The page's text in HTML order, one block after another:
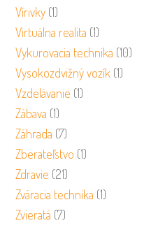
Vírivky (1)
Virtuálna realita (1)
Vykurovacia technika (10)
Vysokozdvižný vozík (1)
Vzdelávanie (1)
Zábava (1)
Záhrada (7)
Zberateľstvo (1)
Zdravie (21)
Zváracia technika (1)
Zvieratá (7)